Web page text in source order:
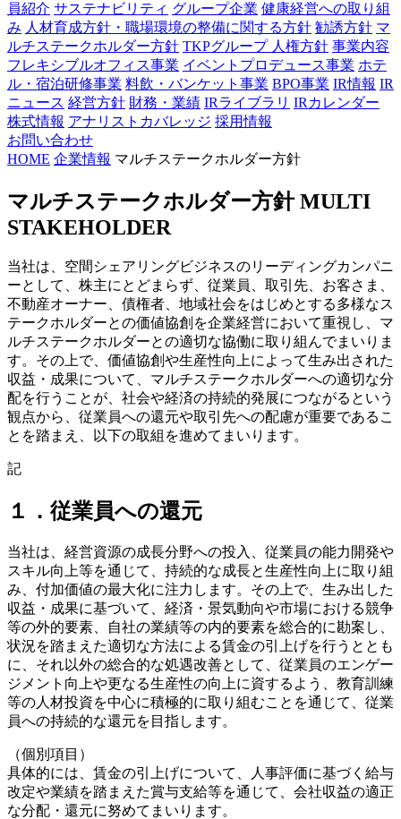
員紹介 サステナビリティ グループ企業 健康経営への取り組
み 人材育成方針・職場環境の整備に関する方針 勧誘方針 マ
ルチステークホルダー方針 TKPグループ 人権方針 事業内容
フレキシブルオフィス事業 イベントプロデュース事業 ホテ
ル・宿泊研修事業 料飲・バンケット事業 BPO事業 IR情報 IR
ニュース 経営方針 財務・業績 IRライブラリ IRカレンダー
株式情報 アナリストカバレッジ 採用情報
お問い合わせ
HOME 企業情報 マルチステークホルダー方針
マルチステークホルダー方針MULTI
STAKEHOLDER
当社は、空間シェアリングビジネスのリーディングカンパニ
ーとして、株主にとどまらず、従業員、取引先、お客さま、
不動産オーナー、債権者、地域社会をはじめとする多様なス
テークホルダーとの価値協創を企業経営において重視し、マ
ルチステークホルダーとの適切な協働に取り組んでまいりま
す。その上で、価値協創や生産性向上によって生み出された
収益・成果について、マルチステークホルダーへの適切な分
配を行うことが、社会や経済の持続的発展につながるという
観点から、従業員への還元や取引先への配慮が重要であるこ
とを踏まえ、以下の取組を進めてまいります。
記
１．従業員への還元
当社は、経営資源の成長分野への投入、従業員の能力開発や
スキル向上等を通じて、持続的な成長と生産性向上に取り組
み、付加価値の最大化に注力します。その上で、生み出した
収益・成果に基づいて、経済・景気動向や市場における競争
等の外的要素、自社の業績等の内的要素を総合的に勘案し、
状況を踏まえた適切な方法による賃金の引上げを行うととも
に、それ以外の総合的な処遇改善として、従業員のエンゲー
ジメント向上や更なる生産性の向上に資するよう、教育訓練
等の人材投資を中心に積極的に取り組むことを通じて、従業
員への持続的な還元を目指します。
（個別項目）
具体的には、賃金の引上げについて、人事評価に基づく給与
改定や業績を踏まえた賞与支給等を通じて、会社収益の適正
な分配・還元に努めてまいります。